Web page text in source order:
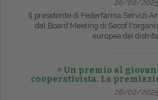
26/02/2025
Il presidente di Federfarma Servizi
dal Board Meeting di Secof
europea dei
> Un premio al
cooperativista. La
26/02/2025